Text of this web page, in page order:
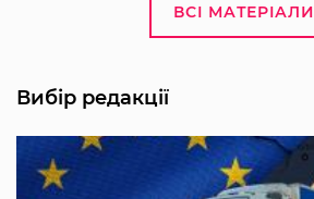
ВСІ МАТЕРІАЛИ
Вибір редакції